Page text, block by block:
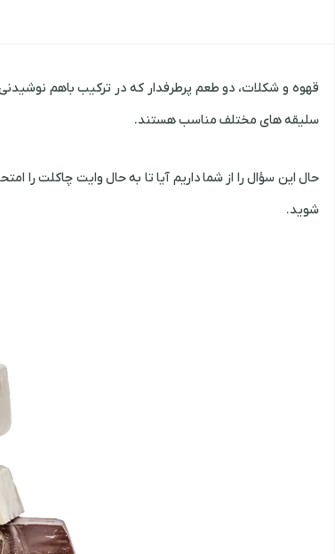
قهوه و شکلات، دو طعم پرطرفدار که در ترکیب باهم
سلیقه ‌های مختلف مناسب هستند.
حال این سؤال را از شما داریم آیا تا به حال وایت چاکلت را
شوید.